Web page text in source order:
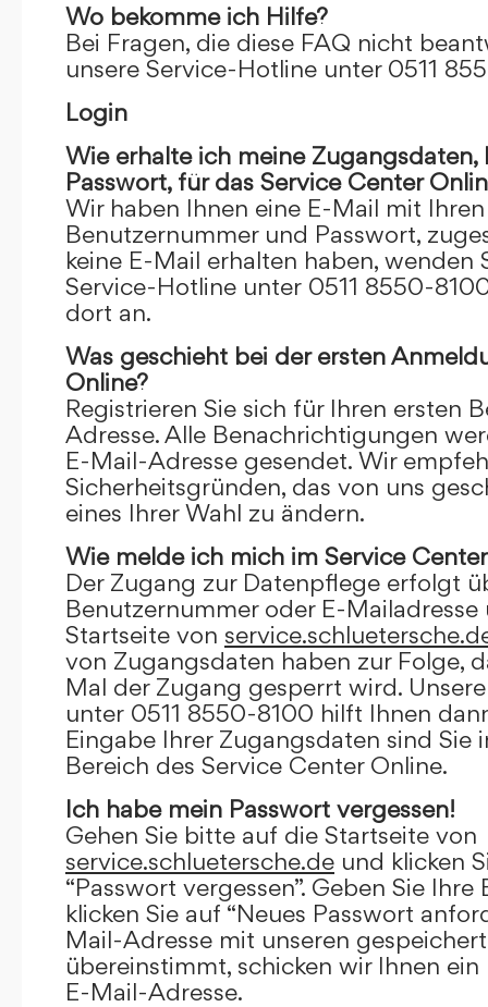
Wo bekomme ich Hilfe?
Bei Fragen, die diese FAQ nicht
unsere Service-Hotline unter 0511
Login
Wie erhalte ich meine
Passwort, für das Service Center
Wir haben Ihnen eine E-Mail mit
Benutzernummer und Passwort,
keine E-Mail erhalten haben, wenden
Service-Hotline unter 0511 8550-
dort an.
Was geschieht bei der ersten
Online?
Registrieren Sie sich für Ihren ersten
Adresse. Alle Benachrichtigungen
E-Mail-Adresse gesendet. Wir
Sicherheitsgründen, das von uns
eines Ihrer Wahl zu ändern.
Wie melde ich mich im Service
Der Zugang zur Datenpflege erfolgt
Benutzernummer oder E-
Startseite von
von Zugangsdaten haben zur Folge,
Mal der Zugang gesperrt wird.
unter 0511 8550-8100 hilft Ihnen
Eingabe Ihrer Zugangsdaten sind Sie
Bereich des Service Center Online.
Ich habe mein Passwort vergessen!
Gehen Sie bitte auf die Startseite von
service.schluetersche.de und klicken
“Passwort vergessen”. Geben Sie
klicken Sie auf “Neues Passwort
Mail-Adresse mit unseren
übereinstimmt, schicken wir Ihnen
E-Mail-Adresse.